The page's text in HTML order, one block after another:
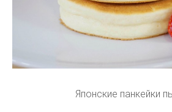
Японские панкейки